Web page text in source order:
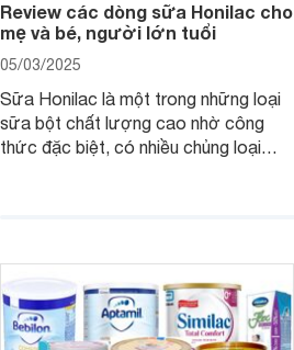
Review các dòng sữa Honilac cho
mẹ và bé, người lớn tuổi
05/03/2025
Sữa Honilac là một trong những loại
sữa bột chất lượng cao nhờ công
thức đặc biệt, có nhiều chủng loại